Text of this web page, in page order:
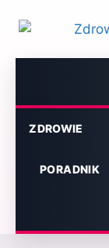
ZDROWIE
PORADNIK